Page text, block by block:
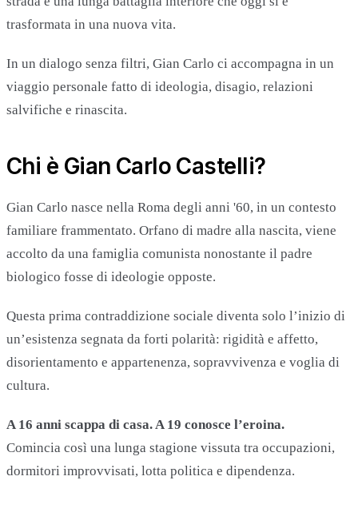
trasformata in una nuova vita.
In un dialogo senza filtri, Gian Carlo ci accompagna in un
viaggio personale fatto di ideologia, disagio, relazioni
salvifiche e rinascita.
Chi è Gian Carlo Castelli?
Gian Carlo nasce nella Roma degli anni '60, in un contesto
familiare frammentato. Orfano di madre alla nascita, viene
accolto da una famiglia comunista nonostante il padre
biologico fosse di ideologie opposte.
Questa prima contraddizione sociale diventa solo l’inizio di
un’esistenza segnata da forti polarità: rigidità e affetto,
disorientamento e appartenenza, sopravvivenza e voglia di
cultura.
A 16 anni scappa di casa. A 19 conosce l’eroina.
Comincia così una lunga stagione vissuta tra occupazioni,
dormitori improvvisati, lotta politica e dipendenza.